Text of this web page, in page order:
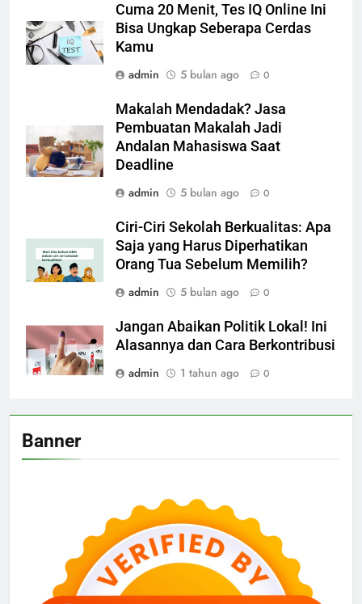
Cuma 20 Menit, Tes IQ Online Ini
Bisa Ungkap Seberapa Cerdas
Kamu
admin
5 bulan ago 0
Makalah Mendadak? Jasa
Pembuatan Makalah Jadi
Andalan Mahasiswa Saat
Deadline
admin
5 bulan ago 0
Ciri-Ciri Sekolah Berkualitas: Apa
Saja yang Harus Diperhatikan
Orang Tua Sebelum Memilih?
admin
5 bulan ago 0
Jangan Abaikan Politik Lokal! Ini
Alasannya dan Cara Berkontribusi
admin
1 tahun ago 0
Banner